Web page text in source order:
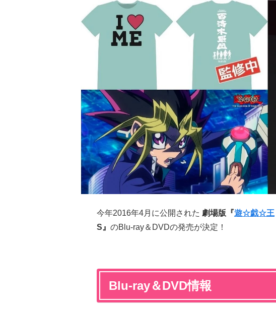
今年2016年4月に公開された 劇場版『遊☆戯☆王
S』 のBlu-ray＆DVDの発売が決定！
Blu-ray＆DVD情報